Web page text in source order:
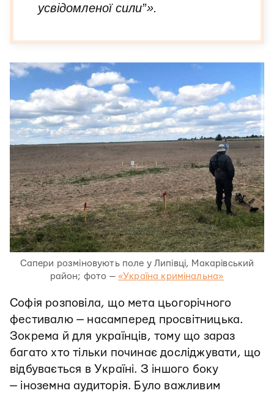
усвідомленої сили”».
Сапери розміновують поле у Липівці, Макарівський
район; фото — «Україна кримінальна»
Софія розповіла, що мета цьогорічного
фестивалю — насамперед просвітницька.
Зокрема й для українців, тому що зараз
багато хто тільки починає досліджувати, що
відбувається в Україні. З іншого боку
— іноземна аудиторія. Було важливим